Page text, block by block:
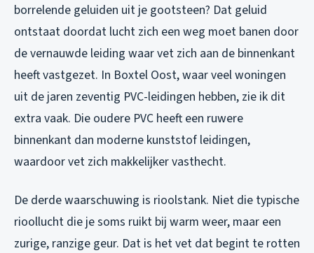
borrelende geluiden uit je gootsteen? Dat geluid
ontstaat doordat lucht zich een weg moet banen door
de vernauwde leiding waar vet zich aan de binnenkant
heeft vastgezet. In Boxtel Oost, waar veel woningen
uit de jaren zeventig PVC-leidingen hebben, zie ik dit
extra vaak. Die oudere PVC heeft een ruwere
binnenkant dan moderne kunststof leidingen,
waardoor vet zich makkelijker vasthecht.
De derde waarschuwing is rioolstank. Niet die typische
rioollucht die je soms ruikt bij warm weer, maar een
zurige, ranzige geur. Dat is het vet dat begint te rotten